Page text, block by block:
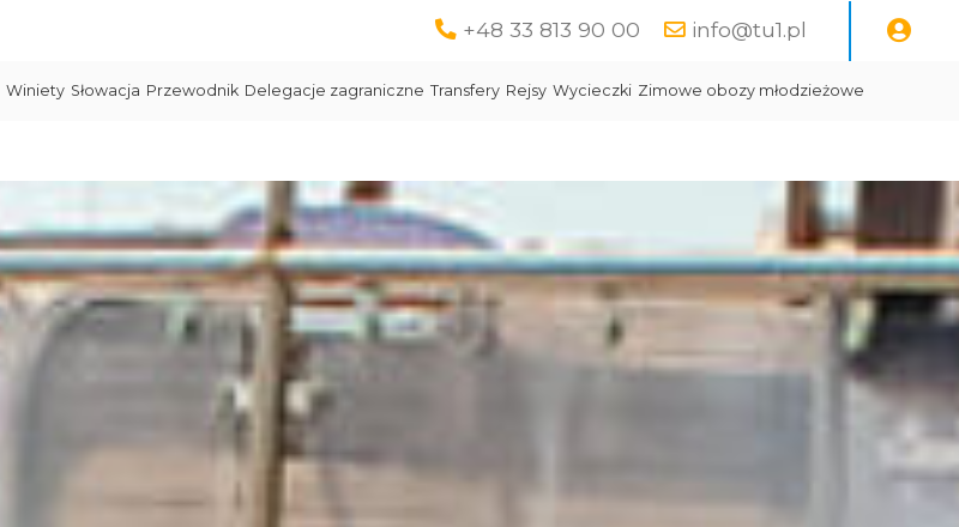
+48 33 813 90 00 info@tu1.pl
Winiety Słowacja Przewodnik Delegacje zagraniczne Transfery Rejsy Wycieczki Zimowe obozy młodzieżowe